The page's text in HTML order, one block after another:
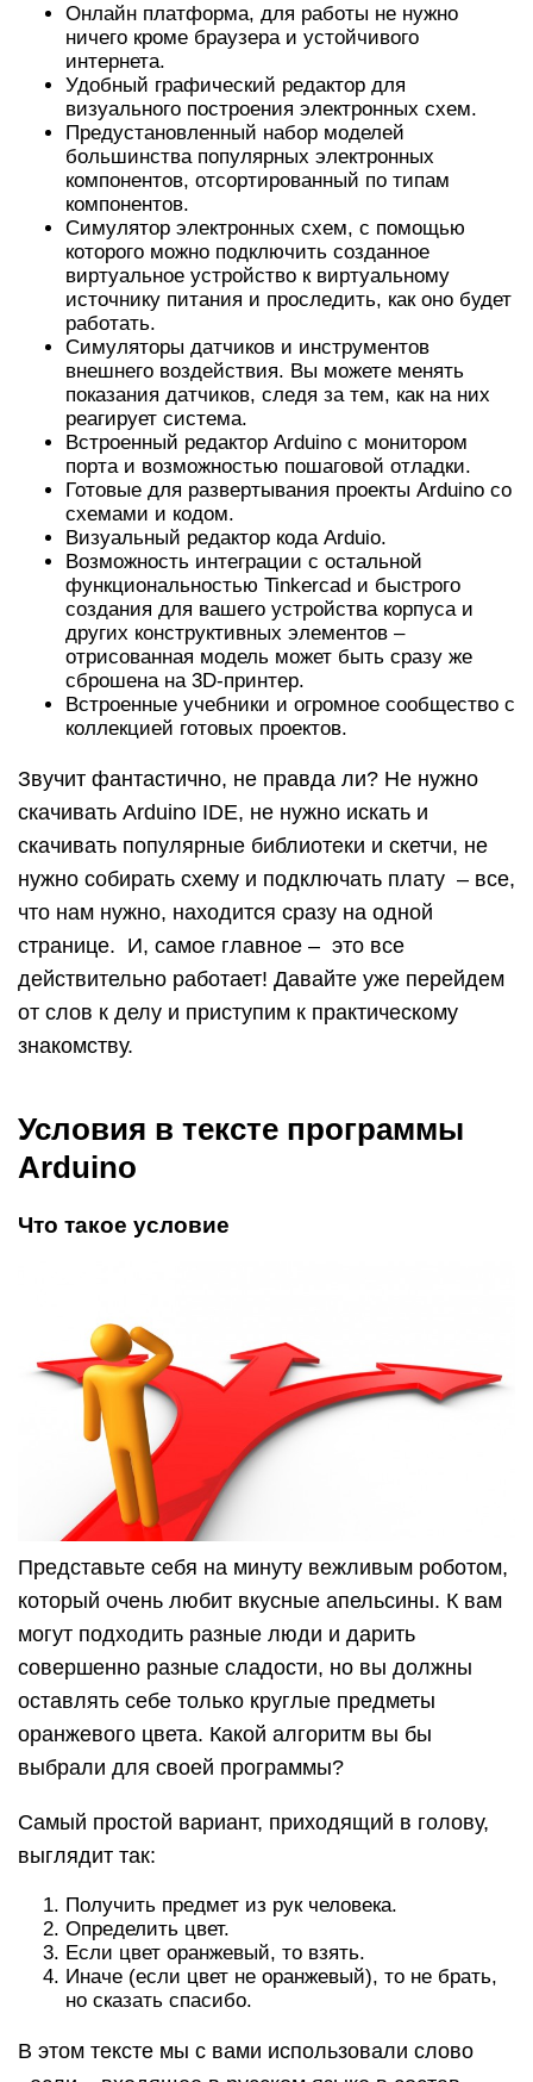
Онлайн платформа, для работы не нужно
ничего кроме браузера и устойчивого
интернета.
Удобный графический редактор для
визуального построения электронных схем.
Предустановленный набор моделей
большинства популярных электронных
компонентов, отсортированный по типам
компонентов.
Симулятор электронных схем, с помощью
которого можно подключить созданное
виртуальное устройство к виртуальному
источнику питания и проследить, как оно будет
работать.
Симуляторы датчиков и инструментов
внешнего воздействия. Вы можете менять
показания датчиков, следя за тем, как на них
реагирует система.
Встроенный редактор Arduino с монитором
порта и возможностью пошаговой отладки.
Готовые для развертывания проекты Arduino со
схемами и кодом.
Визуальный редактор кода Arduio.
Возможность интеграции с остальной
функциональностью Tinkercad и быстрого
создания для вашего устройства корпуса и
других конструктивных элементов –
отрисованная модель может быть сразу же
сброшена на 3D-принтер.
Встроенные учебники и огромное сообщество с
коллекцией готовых проектов.
Звучит фантастично, не правда ли? Не нужно
скачивать Arduino IDE, не нужно искать и
скачивать популярные библиотеки и скетчи, не
нужно собирать схему и подключать плату – все,
что нам нужно, находится сразу на одной
странице. И, самое главное – это все
действительно работает! Давайте уже перейдем
от слов к делу и приступим к практическому
знакомству.
Условия в тексте программы
Arduino
Что такое условие
Представьте себя на минуту вежливым роботом,
который очень любит вкусные апельсины. К вам
могут подходить разные люди и дарить
совершенно разные сладости, но вы должны
оставлять себе только круглые предметы
оранжевого цвета. Какой алгоритм вы бы
выбрали для своей программы?
Самый простой вариант, приходящий в голову,
выглядит так:
Получить предмет из рук человека.
Определить цвет.
Если цвет оранжевый, то взять.
Иначе (если цвет не оранжевый), то не брать,
но сказать спасибо.
В этом тексте мы с вами использовали слово